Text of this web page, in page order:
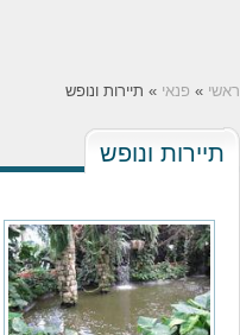
ראשי » פנאי » תיירות ונופש
תיירות ונופש